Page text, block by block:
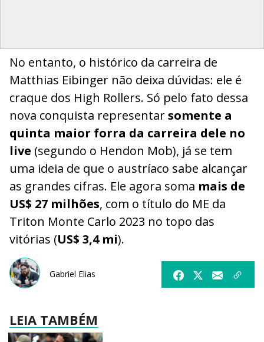
No entanto, o histórico da carreira de
Matthias Eibinger não deixa dúvidas: ele é
craque dos High Rollers. Só pelo fato dessa
nova conquista representarsomente a
quinta maior forra da carreira dele no
live (segundo o Hendon Mob), já se tem
uma ideia de que o austríaco sabe alcançar
as grandes cifras. Ele agora soma mais de
US$ 27 milhões, com o título do ME da
Triton Monte Carlo 2023 no topo das
vitórias (US$ 3,4 mi).
Gabriel Elias
LEIA TAMBÉM